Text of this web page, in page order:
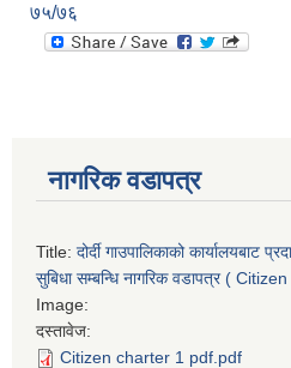
७५/७६
नागरिक वडापत्र
Title: दोर्दी गाउपालिकाको कार्यालयबाट
सुबिधा सम्बन्धि नागरिक वडापत्र (
Image:
दस्तावेज:
Citizen charter 1 pdf.pdf